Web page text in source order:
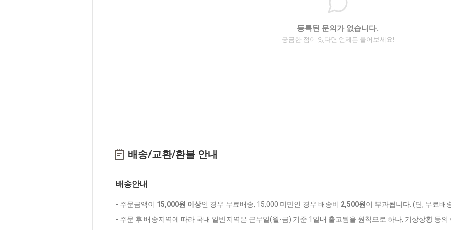
등록된 문의가 없습니다.
궁금한 점이 있다면 언제든 물어보세요!
배송/교환/환불 안내
배송안내
- 주문금액이 15,000원 이상인 경우 무료배송, 15,000 미만인 경우 배송비 2,500원 이 부과됩니다. (단, 무료배
- 주문 후 배송지역에 따라 국내 일반지역은 근무일(월-금) 기준 1일내 출고됨을 원칙으로 하나, 기상상황 등